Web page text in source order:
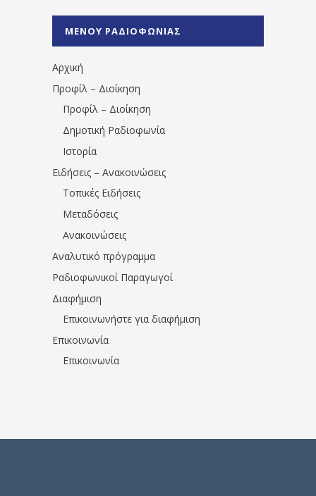
1531194763766854/" artist="" ]
ΜΕΝΟΥ ΡΑΔΙΟΦΩΝΙΑΣ
Αρχική
Προφίλ – Διοίκηση
Προφίλ – Διοίκηση
Δημοτική Ραδιοφωνία
Ιστορία
Ειδήσεις – Ανακοινώσεις
Τοπικές Ειδήσεις
Μεταδόσεις
Ανακοινώσεις
Αναλυτικό πρόγραμμα
Ραδιοφωνικοί Παραγωγοί
Διαφήμιση
Επικοινωνήστε για διαφήμιση
Επικοινωνία
Επικοινωνία